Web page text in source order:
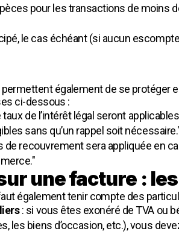
pour les transactions de moins
le cas échéant (si aucun
également de se protéger
ci-dessous :
de l’intérêt légal seront
sans qu’un rappel soit
de recouvrement sera appliquée en
une facture :
également tenir compte des
: si vous êtes exonéré de TVA ou
les biens d’occasion, etc.), vous